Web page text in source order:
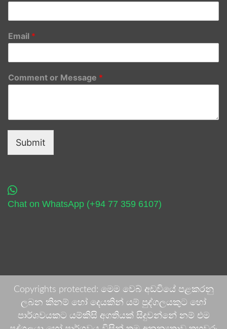
Email *
Comment or Message *
Submit
Chat on WhatsApp (+94 77 359 6107)
Copyrights protected: මෙම වෙබ් අඩවියේ පළකරනු
ලබන කිනම් හෝ දෙයකින් යම් පුද්ගලයකුට හෝ
පාර්ශවයකට යම්කිසි අගතියක් සිදුවන්නේ නම් එම